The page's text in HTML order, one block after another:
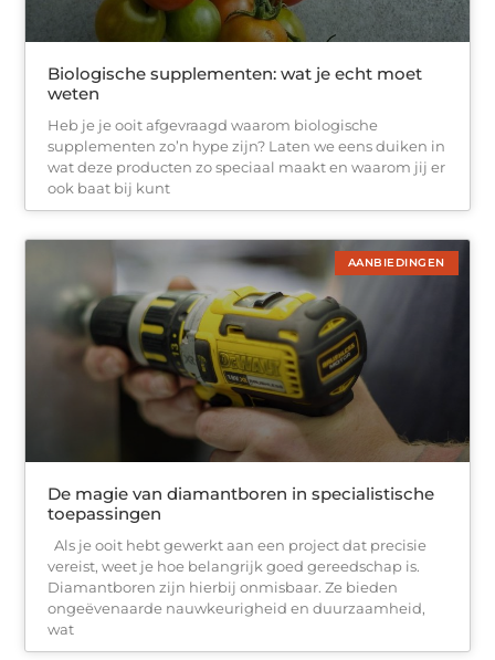
Biologische supplementen: wat je echt moet
weten
Heb je je ooit afgevraagd waarom biologische
supplementen zo’n hype zijn? Laten we eens duiken in
wat deze producten zo speciaal maakt en waarom jij er
ook baat bij kunt
AANBIEDINGEN
De magie van diamantboren in specialistische
toepassingen
Als je ooit hebt gewerkt aan een project dat precisie
vereist, weet je hoe belangrijk goed gereedschap is.
Diamantboren zijn hierbij onmisbaar. Ze bieden
ongeëvenaarde nauwkeurigheid en duurzaamheid,
wat